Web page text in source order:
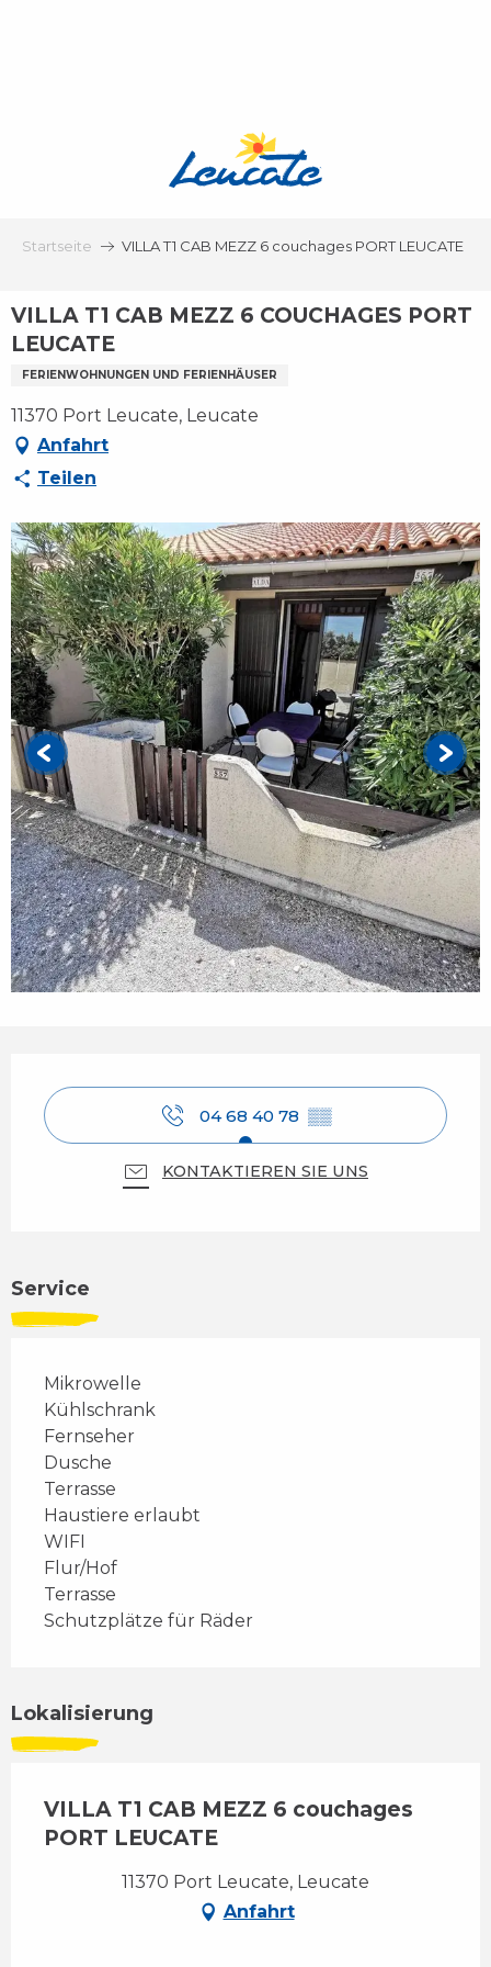
Startseite VILLA T1 CAB MEZZ 6 couchages PORT LEUCATE
VILLA T1 CAB MEZZ 6 COUCHAGES PORT
LEUCATE
FERIENWOHNUNGEN UND FERIENHÄUSER
11370 Port Leucate, Leucate
Anfahrt
Teilen
04 68 40 78 ▒▒
KONTAKTIEREN SIE UNS
Service
Mikrowelle
Kühlschrank
Fernseher
Dusche
Terrasse
Haustiere erlaubt
WIFI
Flur/Hof
Terrasse
Schutzplätze für Räder
Lokalisierung
VILLA T1 CAB MEZZ 6 couchages
PORT LEUCATE
11370 Port Leucate, Leucate
Anfahrt